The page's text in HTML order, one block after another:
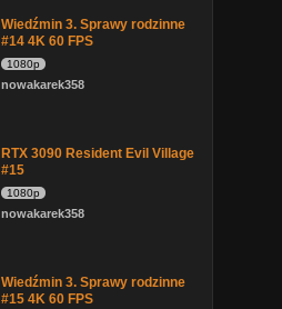
Wiedźmin 3. Sprawy rodzinne
#14 4K 60 FPS
1080p
nowakarek358
RTX 3090 Resident Evil Village
#15
1080p
nowakarek358
Wiedźmin 3. Sprawy rodzinne
#15 4K 60 FPS